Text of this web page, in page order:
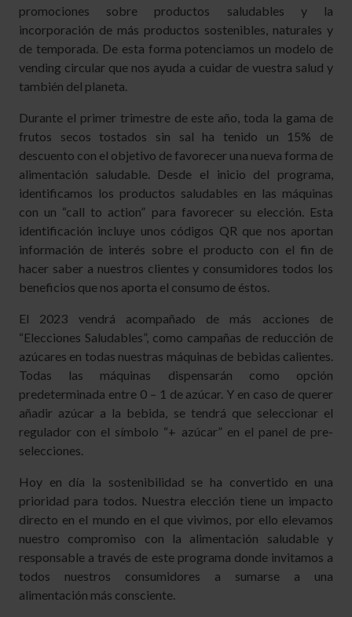
promociones sobre productos saludables y la
incorporación de más productos sostenibles, naturales y
de temporada. De esta forma potenciamos un modelo de
vending circular que nos ayuda a cuidar de vuestra salud y
también del planeta.
Durante el primer trimestre de este año, toda la gama de
frutos secos tostados sin sal ha tenido un 15% de
descuento con el objetivo de favorecer una nueva forma de
alimentación saludable. Desde el inicio del programa,
identificamos los productos saludables en las máquinas
con un “call to action” para favorecer su elección. Esta
identificación incluye unos códigos QR que nos aportan
información de interés sobre el producto con el fin de
hacer saber a nuestros clientes y consumidores todos los
beneficios que nos aporta el consumo de éstos.
El 2023 vendrá acompañado de más acciones de
“Elecciones Saludables”, como campañas de reducción de
azúcares en todas nuestras máquinas de bebidas calientes.
Todas las máquinas dispensarán como opción
predeterminada entre 0 – 1 de azúcar. Y en caso de querer
añadir azúcar a la bebida, se tendrá que seleccionar el
regulador con el símbolo “+ azúcar” en el panel de pre-
selecciones.
Hoy en día la sostenibilidad se ha convertido en una
prioridad para todos. Nuestra elección tiene un impacto
directo en el mundo en el que vivimos, por ello elevamos
nuestro compromiso con la alimentación saludable y
responsable a través de este programa donde invitamos a
todos nuestros consumidores a sumarse a una
alimentación más consciente.